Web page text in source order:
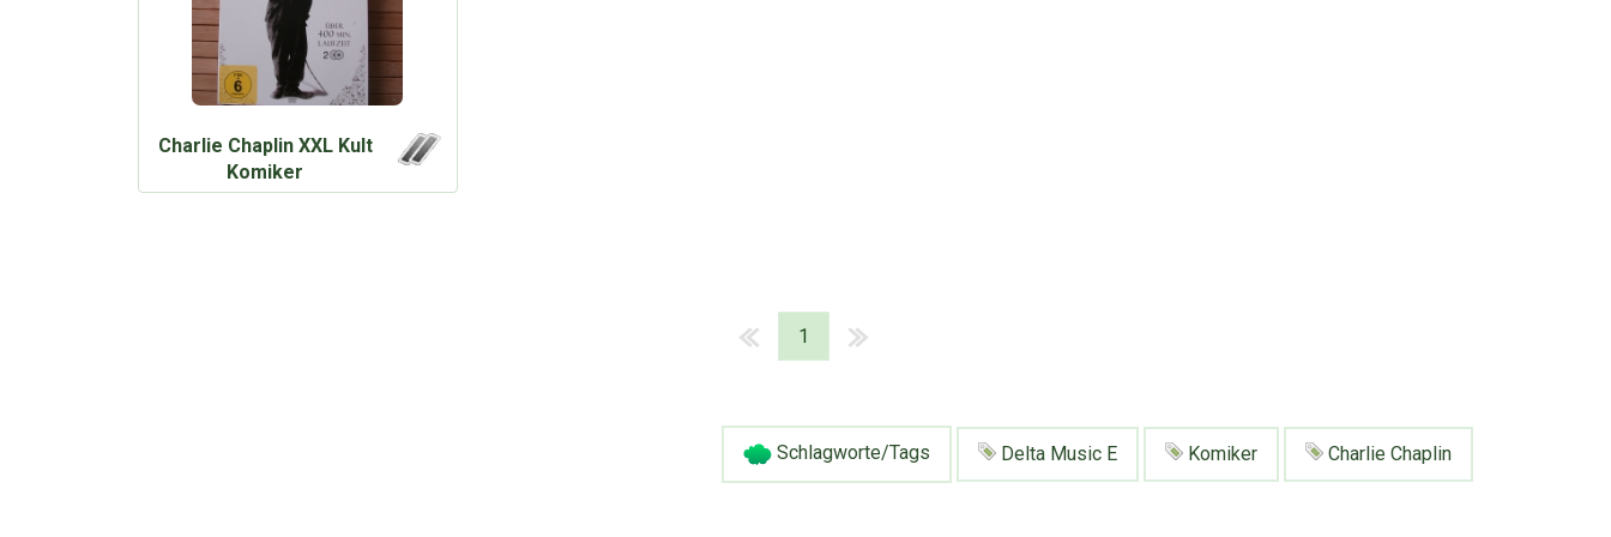
Charlie Chaplin XXL Kult
Komiker
1
Schlagworte/Tags Delta Music E Komiker Charlie Chaplin